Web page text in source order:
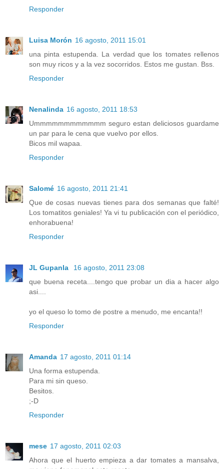
Responder
Luisa Morón 16 agosto, 2011 15:01
una pinta estupenda. La verdad que los tomates rellenos
son muy ricos y a la vez socorridos. Estos me gustan. Bss.
Responder
Nenalinda 16 agosto, 2011 18:53
Ummmmmmmmmmmm seguro estan deliciosos guardame
un par para le cena que vuelvo por ellos.
Bicos mil wapaa.
Responder
Salomé 16 agosto, 2011 21:41
Que de cosas nuevas tienes para dos semanas que falté!
Los tomatitos geniales! Ya vi tu publicación con el periódico,
enhorabuena!
Responder
JL Gupanla
16 agosto, 2011 23:08
que buena receta....tengo que probar un dia a hacer algo
asi....
yo el queso lo tomo de postre a menudo, me encanta!!
Responder
Amanda 17 agosto, 2011 01:14
Una forma estupenda.
Para mi sin queso.
Besitos.
;-D
Responder
mese 17 agosto, 2011 02:03
Ahora que el huerto empieza a dar tomates a mansalva,